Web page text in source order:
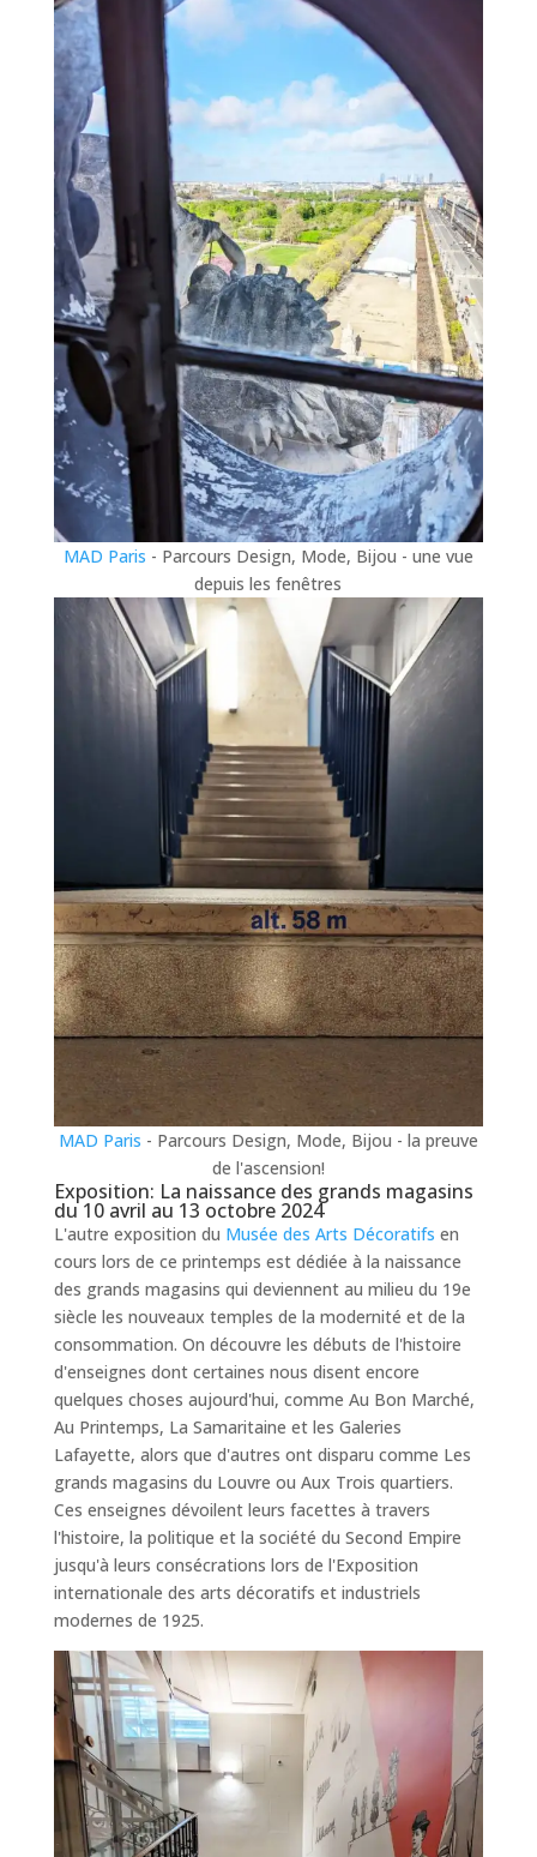
MAD Paris - Parcours Design, Mode, Bijou - une vue
depuis les fenêtres
MAD Paris - Parcours Design, Mode, Bijou - la preuve
de l'ascension!
Exposition: La naissance des grands magasins
du 10 avril au 13 octobre 2024
L'autre exposition du Musée des Arts Décoratifs en
cours lors de ce printemps est dédiée à la naissance
des grands magasins qui deviennent au milieu du 19e
siècle les nouveaux temples de la modernité et de la
consommation. On découvre les débuts de l'histoire
d'enseignes dont certaines nous disent encore
quelques choses aujourd'hui, comme Au Bon Marché,
Au Printemps, La Samaritaine et les Galeries
Lafayette, alors que d'autres ont disparu comme Les
grands magasins du Louvre ou Aux Trois quartiers.
Ces enseignes dévoilent leurs facettes à travers
l'histoire, la politique et la société du Second Empire
jusqu'à leurs consécrations lors de l'Exposition
internationale des arts décoratifs et industriels
modernes de 1925.